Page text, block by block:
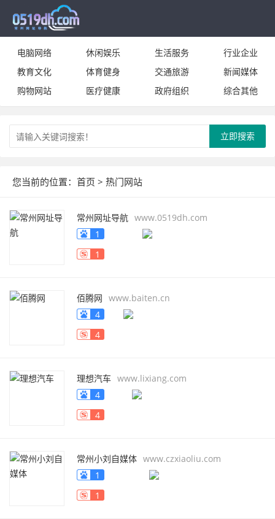
电脑网络 休闲娱乐 生活服务
行业企业
教育文化
体育健身 交通旅游
新闻媒体
购物网站
医疗健康 政府组织 综合其他
立即搜索
您当前的位置： 首页 > 热门网站
常州网址导航 www.0519dh.com
1
1
佰腾网 www.baiten.cn
4
4
理想汽车 www.lixiang.com
4
4
常州小刘自媒体 www.czxiaoliu.com
1
1